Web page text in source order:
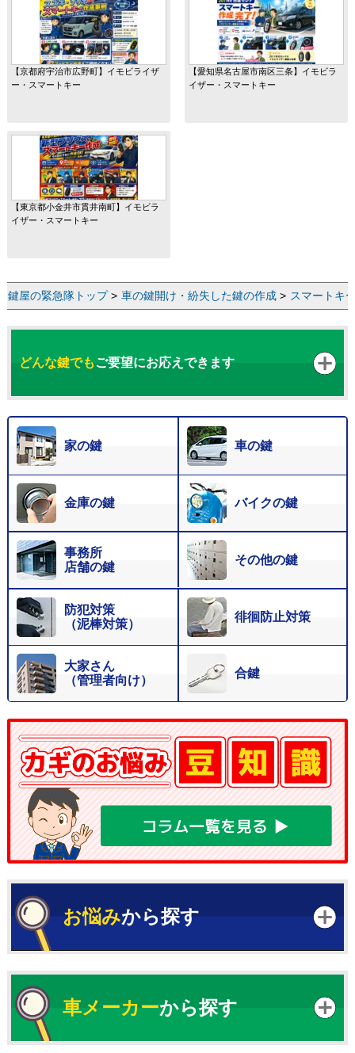
【京都府宇治市広野町】イモビライザ
ー・スマートキー
【愛知県名古屋市南区三条】イモビラ
イザー・スマートキー
【東京都小金井市貫井南町】イモビラ
イザー・スマートキー
鍵屋の緊急隊トップ> 車の鍵開け・紛失した鍵の作成 > スマートキ
どんな鍵でもご要望にお応えできます
家の鍵 車の鍵
金庫の鍵 バイクの鍵
事務所
店舗の鍵
その他の鍵
防犯対策
（泥棒対策）
徘徊防止対策
大家さん
（管理者向け）
合鍵
お悩みから探す
車メーカーから探す